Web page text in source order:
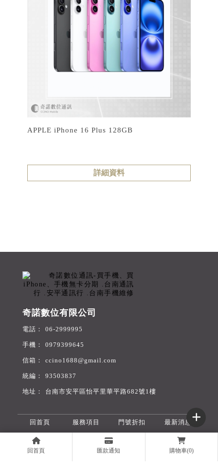
APPLE iPhone 16 Plus 128GB
詳細資料
回首頁 匯款通知 購物車(0)
奇諾數位有限公司
06-2999995
0979399645
93503837
ccino1688@gmail.com
台南市安平區怡平里華平路682號1樓
回首頁 服務項目 門號折扣 最新消息
舊機收購 購物商城